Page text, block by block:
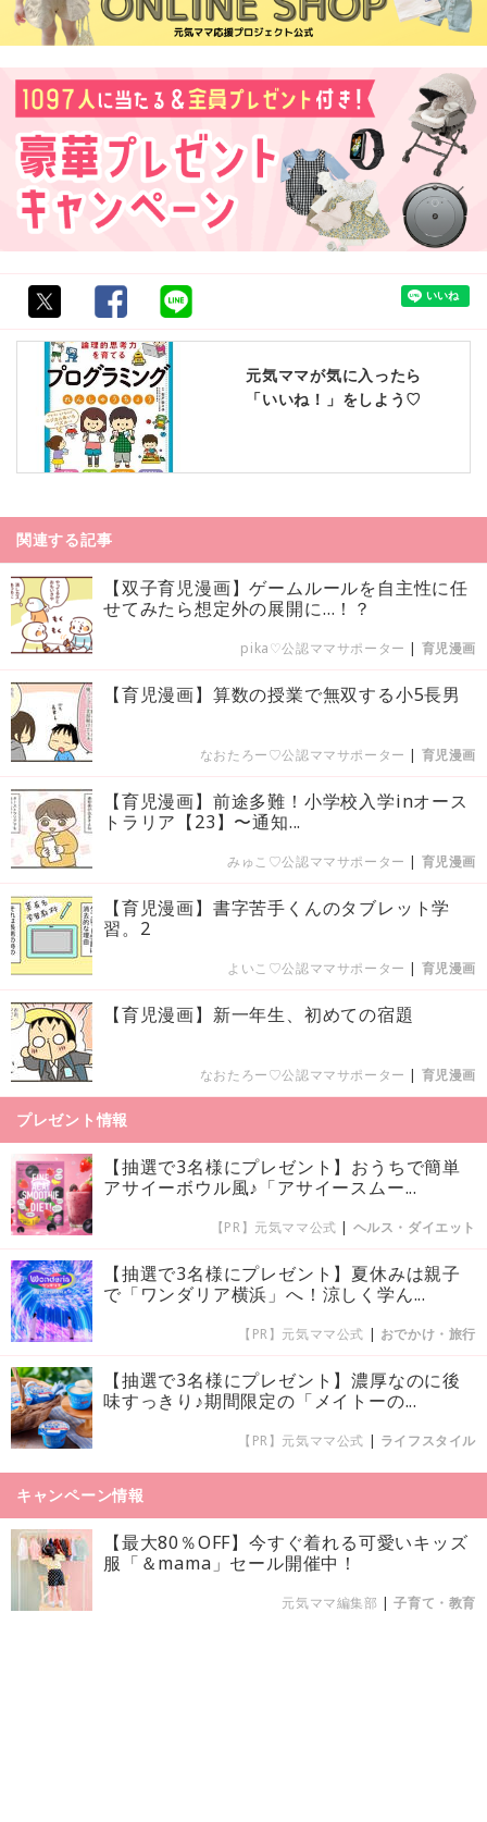
元気ママが気に入ったら
「いいね！」をしよう♡
関連する記事
【双子育児漫画】ゲームルールを自主性に任
せてみたら想定外の展開に…！？
pika♡公認ママサポーター | 育児漫画
【育児漫画】算数の授業で無双する小5長男
なおたろー♡公認ママサポーター | 育児漫画
【育児漫画】前途多難！小学校入学inオース
トラリア【23】〜通知...
みゅこ♡公認ママサポーター | 育児漫画
【育児漫画】書字苦手くんのタブレット学
習。2
よいこ♡公認ママサポーター | 育児漫画
【育児漫画】新一年生、初めての宿題
なおたろー♡公認ママサポーター | 育児漫画
プレゼント情報
【抽選で3名様にプレゼント】おうちで簡単
アサイーボウル風♪「アサイースムー...
【PR】元気ママ公式 | ヘルス・ダイエット
【抽選で3名様にプレゼント】夏休みは親子
で「ワンダリア横浜」へ！涼しく学ん...
【PR】元気ママ公式 | おでかけ・旅行
【抽選で3名様にプレゼント】濃厚なのに後
味すっきり♪期間限定の「メイトーの...
【PR】元気ママ公式 | ライフスタイル
キャンペーン情報
【最大80％OFF】今すぐ着れる可愛いキッズ
服「＆mama」セール開催中！
元気ママ編集部 |子育て・教育